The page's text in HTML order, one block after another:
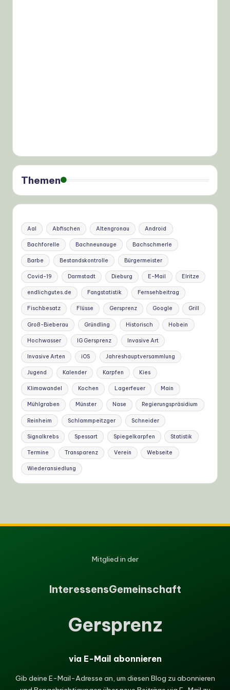
Themen
Aal Abfischen Altengronau Android
Bachforelle Bachneunauge Bachschmerle
Barbe Bestandskontrolle Bürgermeister
Covid-19 Darmstadt Dieburg E-Mail Elritze
endlichgutes.de Fangstatistik Fernsehbeitrag
Fischbesatz Flüsse Gersprenz Google Grill
Groß-Bieberau Gründling Historisch Hobein
Hochwasser IG Gersprenz Invasive Art
Invasive Arten iOS Jahreshauptversammlung
Jugend Kalender Karpfen Kies
Klimawandel Kochen Lagerfeuer Main
Mühlgraben Münster Nase Regierungspräsidium
Reinheim Schlammpeitzger Schneider
Signalkrebs Spessart Spiegelkarpfen Statistik
Termine Transparenz Verein Webseite
Wiederansiedlung
Mitglied in der
InteressensGemeinschaft
Gersprenz
via E-Mail abonnieren
Gib deine E-Mail-Adresse an, um diesen Blog zu abonnieren